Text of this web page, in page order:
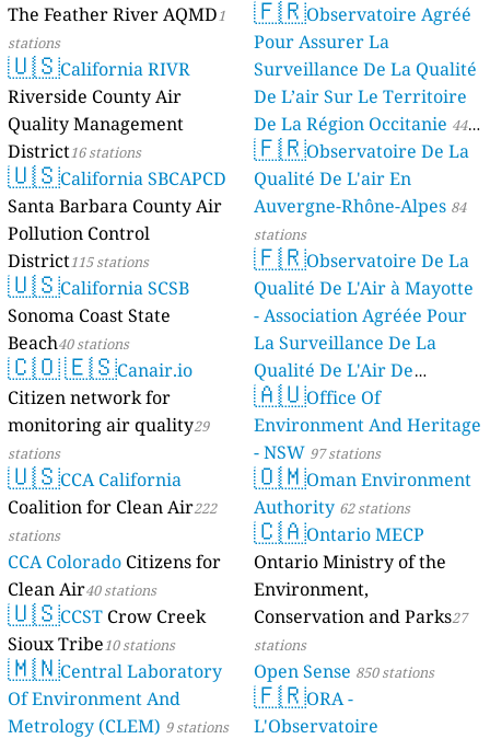
The Feather River AQMD1
stations
🇺🇸California RIVR
Riverside County Air
Quality Management
District16 stations
🇺🇸California SBCAPCD
Santa Barbara County Air
Pollution Control
District115 stations
🇺🇸California SCSB
Sonoma Coast State
Beach40 stations
🇨🇴🇪🇸Canair.io
Citizen network for
monitoring air quality29
stations
🇺🇸CCA California
Coalition for Clean Air222
stations
CCA Colorado Citizens for
Clean Air40 stations
🇺🇸CCST Crow Creek
Sioux Tribe10 stations
🇲🇳Central Laboratory
Of Environment And
Metrology (CLEM) 9 stations
🇫🇷Observatoire Agréé
Pour Assurer La
Surveillance De La Qualité
De L’air Sur Le Territoire
De La Région Occitanie 44
stations
🇫🇷Observatoire De La
Qualité De L'air En
Auvergne-Rhône-Alpes 84
stations
🇫🇷Observatoire De La
Qualité De L'Air à Mayotte
- Association Agréée Pour
La Surveillance De La
Qualité De L'Air De
Mayotte 4 stations
🇦🇺Office Of
Environment And Heritage
- NSW 97 stations
🇴🇲Oman Environment
Authority 62 stations
🇨🇦Ontario MECP
Ontario Ministry of the
Environment,
Conservation and Parks27
stations
Open Sense 850 stations
🇫🇷ORA -
L'Observatoire